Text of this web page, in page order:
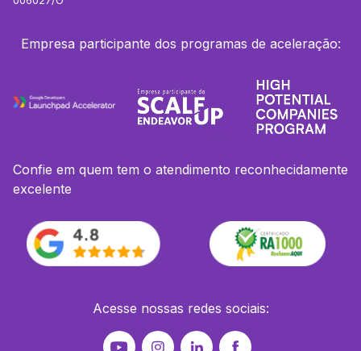
Empresa participante dos programas de aceleração:
Confie em quem tem o atendimento reconhecidamente
excelente
Acesse nossas redes sociais: